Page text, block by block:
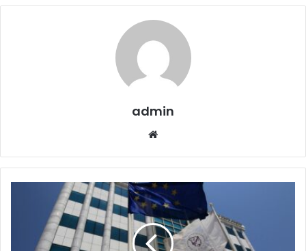
admin